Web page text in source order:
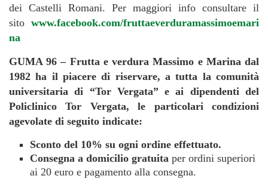
dei Castelli Romani. Per maggiori info consultare il
sito www.facebook.com/fruttaeverduramassimoemari
na
GUMA 96 – Frutta e verdura Massimo e Marina dal
1982 ha il piacere di riservare, a tutta la comunità
universitaria di “Tor Vergata” e ai dipendenti del
Policlinico Tor Vergata, le particolari condizioni
agevolate di seguito indicate:
Sconto del 10% su ogni ordine effettuato.
Consegna a domicilio gratuita per ordini superiori
ai 20 euro e pagamento alla consegna.